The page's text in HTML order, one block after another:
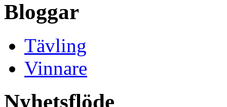
Bloggar
Tävling
Vinnare
Nyhetsflöde